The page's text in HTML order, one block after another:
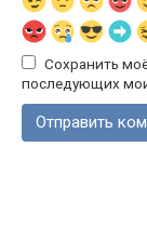
Сохранить
последующих